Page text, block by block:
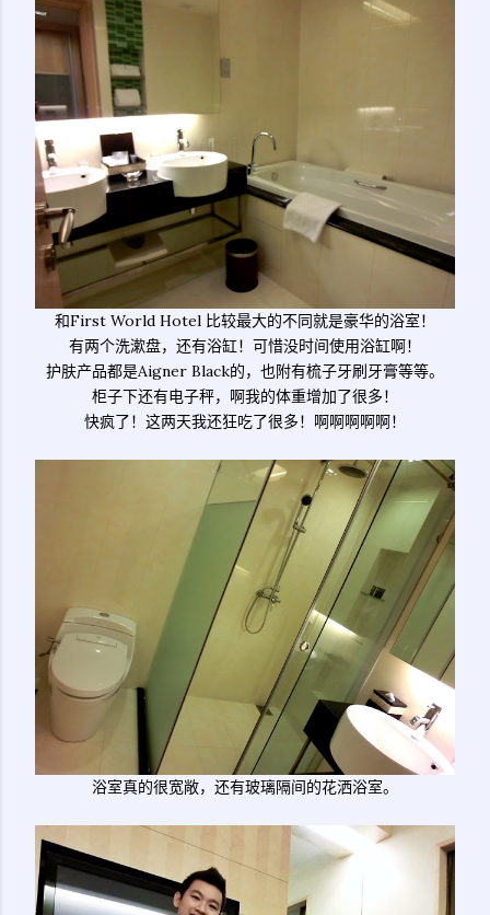
和First World Hotel 比较最大的不同就是豪华的浴室！
有两个洗漱盘，还有浴缸！可惜没时间使用浴缸啊！
护肤产品都是Aigner Black的，也附有梳子牙刷牙膏等等。
柜子下还有电子秤，啊我的体重增加了很多！
快疯了！这两天我还狂吃了很多！啊啊啊啊啊！
浴室真的很宽敞，还有玻璃隔间的花洒浴室。